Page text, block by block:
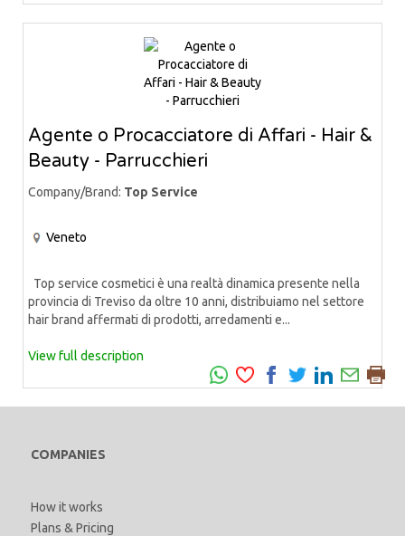
Agente o Procacciatore di Affari - Hair &
Beauty - Parrucchieri
Company/Brand: Top Service
Veneto
Top service cosmetici è una realtà dinamica presente nella
provincia di Treviso da oltre 10 anni, distribuiamo nel settore
hair brand affermati di prodotti, arredamenti e...
View full description
COMPANIES
How it works
Plans & Pricing